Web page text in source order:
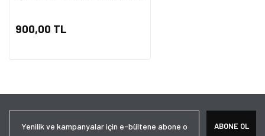
900,00 TL
ABONE OL